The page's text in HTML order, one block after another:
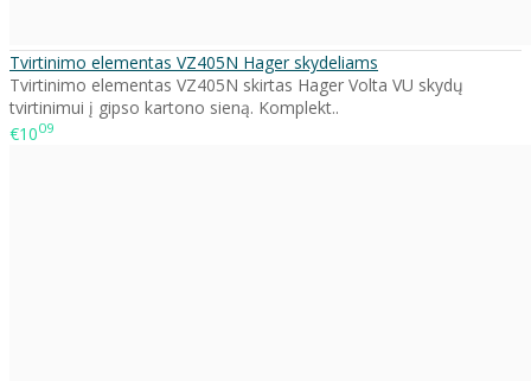
Tvirtinimo elementas VZ405N Hager skydeliams
Tvirtinimo elementas VZ405N skirtas Hager Volta VU skydų
tvirtinimui į gipso kartono sieną. Komplekt..
€1009